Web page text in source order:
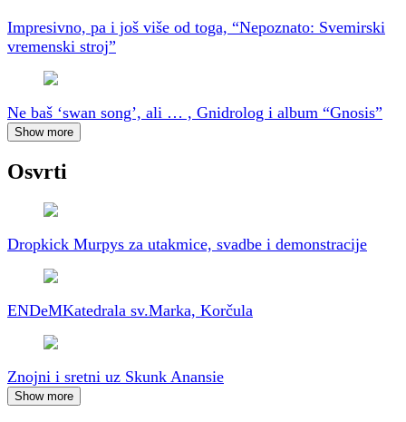
Impresivno, pa i još više od toga, “Nepoznato: Svemirski
vremenski stroj”
Ne baš ‘swan song’, ali … , Gnidrolog i album “Gnosis”
Show more
Osvrti
Dropkick Murpys za utakmice, svadbe i demonstracije
ENDeMKatedrala sv.Marka, Korčula
Znojni i sretni uz Skunk Anansie
Show more